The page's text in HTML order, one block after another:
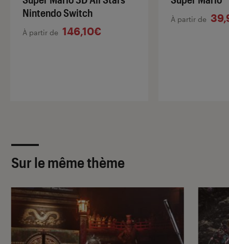
Nintendo Switch
À partir de 146,10€
À partir de
Sur le même thème